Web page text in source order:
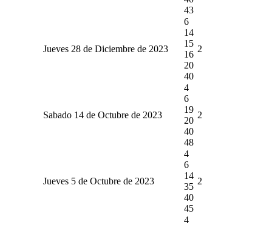
43
Jueves 28 de Diciembre de 2023
6
14
15
16
20
40
2
Sabado 14 de Octubre de 2023
4
6
19
20
40
48
2
Jueves 5 de Octubre de 2023
4
6
14
35
40
45
2
4